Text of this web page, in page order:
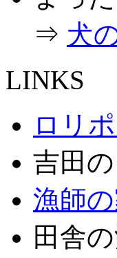
⇒ 犬
LINKS
ロリ
吉田
漁師
田舎